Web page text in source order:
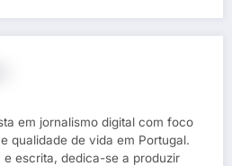
em jornalismo digital com foco
qualidade de vida em Portugal.
e escrita, dedica-se a produzir